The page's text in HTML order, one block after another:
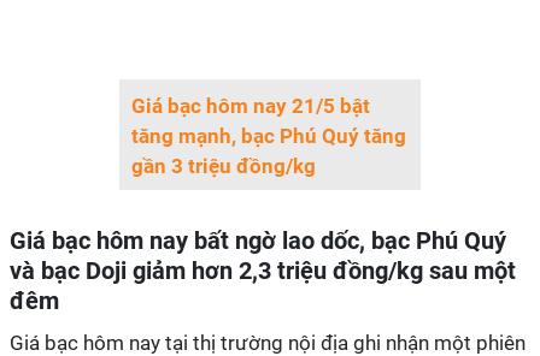
Giá bạc hôm nay 21/5 bật
tăng mạnh, bạc Phú Quý tăng
gần 3 triệu đồng/kg
Giá bạc hôm nay bất ngờ lao dốc, bạc Phú Quý
và bạc Doji giảm hơn 2,3 triệu đồng/kg sau một
đêm
Giá bạc hôm nay tại thị trường nội địa ghi nhận một phiên